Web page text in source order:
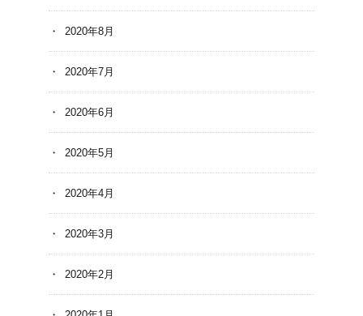
2020年8月
2020年7月
2020年6月
2020年5月
2020年4月
2020年3月
2020年2月